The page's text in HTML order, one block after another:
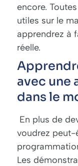
encore.
utiles sur le
apprendrez à
réelle.
avec une
dans le
En plus de
voudrez peut-
Les